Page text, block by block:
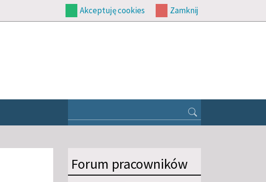
Akceptuję cookies Zamknij
Forum pracowników